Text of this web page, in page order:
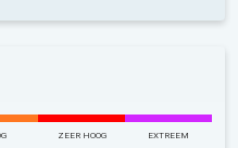
ZEER HOOG EXTREEM